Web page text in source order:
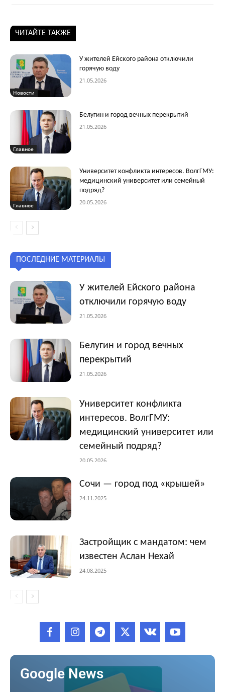
ЧИТАЙТЕ ТАКЖЕ
Новости
У жителей Ейского района отключили
горячую воду
21.05.2026
Главное
Белугин и город вечных перекрытий
21.05.2026
Главное
Университет конфликта интересов. ВолгГМУ:
медицинский университет или семейный
подряд?
20.05.2026
ПОСЛЕДНИЕ МАТЕРИАЛЫ
У жителей Ейского района
отключили горячую воду
21.05.2026
Белугин и город вечных
перекрытий
21.05.2026
Университет конфликта
интересов. ВолгГМУ:
медицинский университет или
семейный подряд?
20.05.2026
Сочи — город под «крышей»
24.11.2025
Застройщик с мандатом: чем
известен Аслан Нехай
24.08.2025
Google News